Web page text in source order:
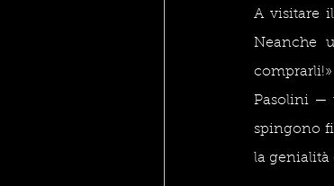
A visitare
Neanche
Pasolini —
spingono
la genialità